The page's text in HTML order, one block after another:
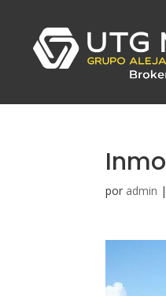
por admin |